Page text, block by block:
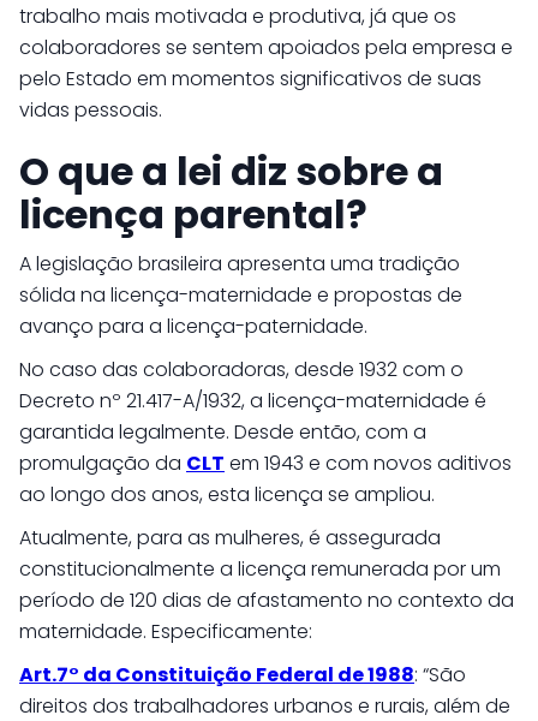
trabalho mais motivada e produtiva, já que os
colaboradores se sentem apoiados pela empresa e
pelo Estado em momentos significativos de suas
vidas pessoais.
O que a lei diz sobre a
licença parental?
A legislação brasileira apresenta uma tradição
sólida na licença-maternidade e propostas de
avanço para a licença-paternidade.
No caso das colaboradoras, desde 1932 com o
Decreto nº 21.417-A/1932, a licença-maternidade é
garantida legalmente. Desde então, com a
promulgação da CLT em 1943 e com novos aditivos
ao longo dos anos, esta licença se ampliou.
Atualmente, para as mulheres, é assegurada
constitucionalmente a licença remunerada por um
período de 120 dias de afastamento no contexto da
maternidade. Especificamente:
Art.7° da Constituição Federal de 1988: “São
direitos dos trabalhadores urbanos e rurais, além de